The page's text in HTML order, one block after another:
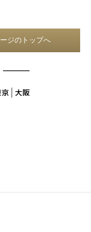
ジのトップへ